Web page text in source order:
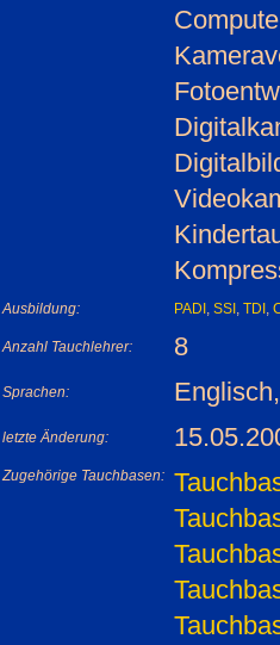
Ausbildung: PADI , SSI , TDI ,
Anzahl Tauchlehrer: 8
Sprachen:
letzte Änderung:
Zugehörige Tauchbasen: